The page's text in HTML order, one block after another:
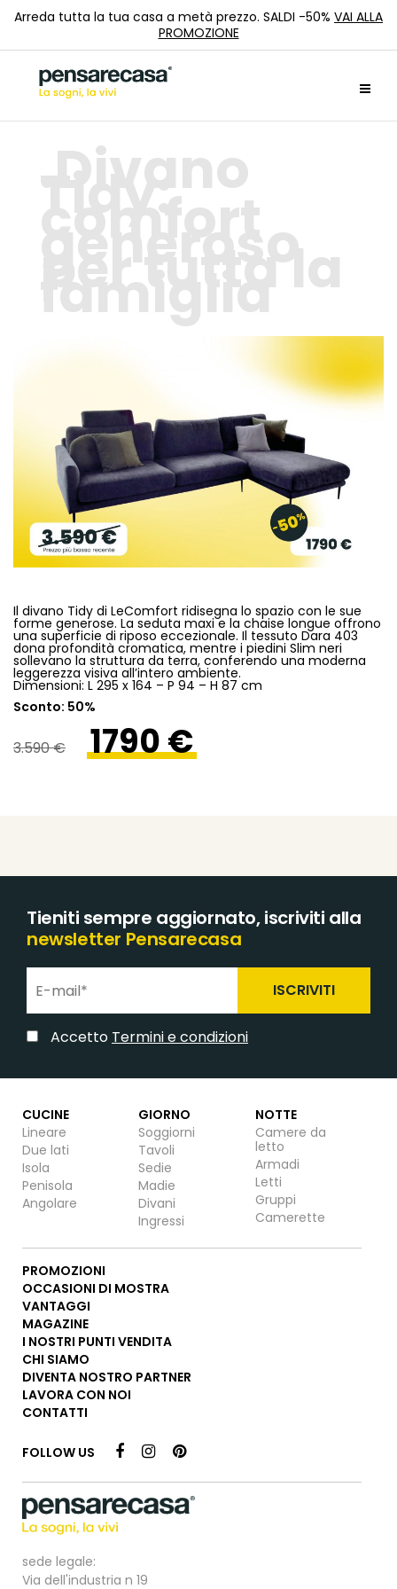
Arreda tutta la tua casa a metà prezzo. SALDI -50% VAI ALLA
PROMOZIONE
Divano
Tidy:
comfort
generoso
per tutta la
famiglia
Il divano Tidy di LeComfort ridisegna lo spazio con le sue
forme generose. La seduta maxi e la chaise longue offrono
una superficie di riposo eccezionale. Il tessuto Dara 403
dona profondità cromatica, mentre i piedini Slim neri
sollevano la struttura da terra, conferendo una moderna
leggerezza visiva all’intero ambiente.
Dimensioni: L 295 x 164 – P 94 – H 87 cm
Sconto: 50%
3.590 € 1790 €
Tieniti sempre aggiornato, iscriviti alla
newsletter Pensarecasa
ISCRIVITI
Accetto Termini e condizioni
CUCINE
Lineare
Due lati
Isola
Penisola
Angolare
GIORNO
Soggiorni
Tavoli
Sedie
Madie
Divani
Ingressi
NOTTE
Camere da
letto
Armadi
Letti
Gruppi
Camerette
PROMOZIONI
OCCASIONI DI MOSTRA
VANTAGGI
MAGAZINE
I NOSTRI PUNTI VENDITA
CHI SIAMO
DIVENTA NOSTRO PARTNER
LAVORA CON NOI
CONTATTI
FOLLOW US
sede legale:
Via dell'industria n 19